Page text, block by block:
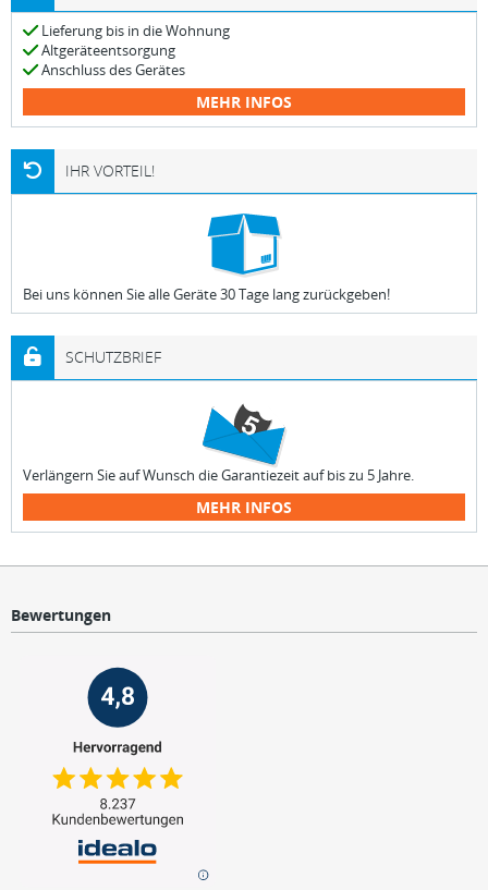
Lieferung bis in die Wohnung
Altgeräteentsorgung
Anschluss des Gerätes
MEHR INFOS
IHR VORTEIL!
Bei uns können Sie alle Geräte 30 Tage lang zurückgeben!
SCHUTZBRIEF
Verlängern Sie auf Wunsch die Garantiezeit auf bis zu 5 Jahre.
MEHR INFOS
Bewertungen